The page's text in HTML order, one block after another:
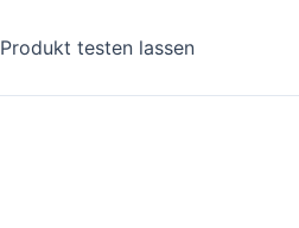
Produkt testen lassen